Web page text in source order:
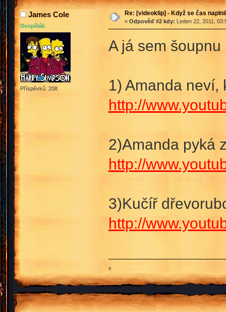
James Cole
Dospělák
Příspěvků: 208
Re: [videoklip] - Když se čas
« Odpověď #2 kdy: Leden 22, 2011,
A já sem
1) Amanda neví,
http://
2)Amanda pyká
http://
3)Kučíř
http://
x